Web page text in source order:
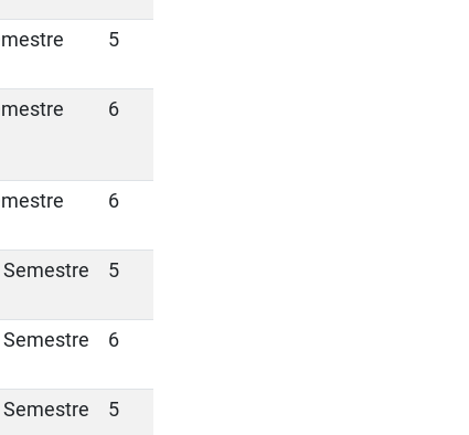
5
6
6
5
6
5